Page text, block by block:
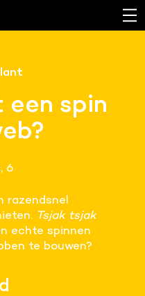
spin
6
razendsnel
Tsjak tsjak
echte spinnen
te bouwen?
werken.
bronnen te
klantreis.
cookies. Pas hier